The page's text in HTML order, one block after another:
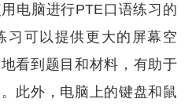
电脑进行PTE口语练习的
习可以提供更大的屏幕空
看到题目和材料，有助于
此外，电脑上的键盘和鼠